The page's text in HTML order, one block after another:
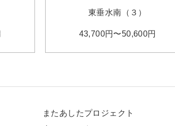
東垂水南（３）
43,700円〜50,600円
またあしたプロジェクト